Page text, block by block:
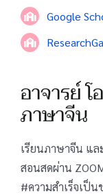
Google
อาจารย์
ภาษาจีน
เรียนภาษาจีน แ
สอนสดผ่าน
#ความสำเร็จเป็